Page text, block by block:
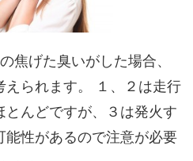
焦げた臭いがした場合、
えられます。 １、２は走行
とんどですが、３は発火す
能性があるので注意が必要